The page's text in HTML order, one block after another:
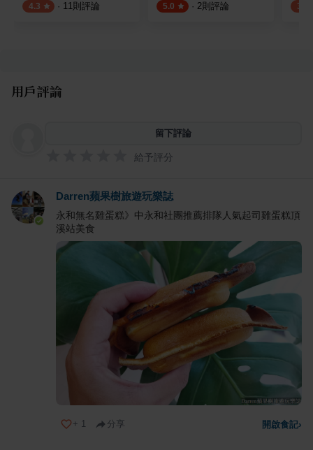
4.3 · 11則評論 5.0 · 2則評論 3.5
用戶評論
留下評論
給予評分
Darren蘋果樹旅遊玩樂誌
永和無名雞蛋糕》中永和社團推薦排隊人氣起司雞蛋糕頂
溪站美食
+ 1 分享 開啟食記›